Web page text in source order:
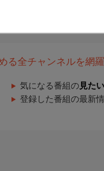
る全チャンネルを網
気になる番組の 見た
登録した番組の最新